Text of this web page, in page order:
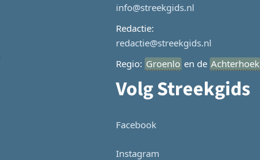
info@streekgids.nl
Redactie:
redactie@streekgids.nl
Regio: Groenlo en de Achterhoek
Volg Streekgids
Facebook
Instagram